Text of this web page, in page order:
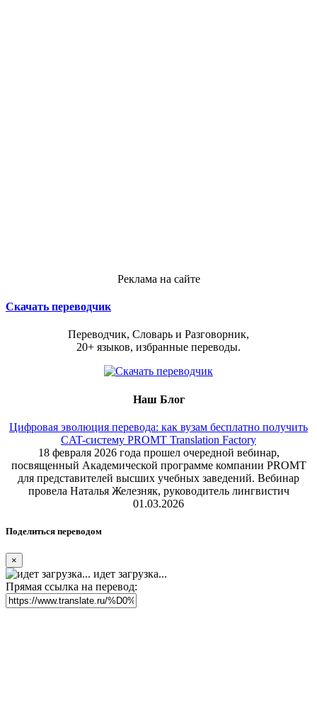
Реклама на сайте
Скачать переводчик
Переводчик, Словарь и Разговорник,
20+ языков, избранные переводы.
Наш Блог
Цифровая эволюция перевода: как вузам бесплатно получить
CAT-систему PROMT Translation Factory
18 февраля 2026 года прошел очередной вебинар,
посвященный Академической программе компании PROMT
для представителей высших учебных заведений. Вебинар
провела Наталья Железняк, руководитель лингвистич
01.03.2026
Поделиться переводом
×
идет загрузка...
Прямая ссылка на перевод: